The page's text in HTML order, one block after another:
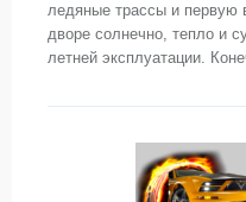
ледяные трассы и первую
дворе солнечно, тепло и
летней эксплуатации.